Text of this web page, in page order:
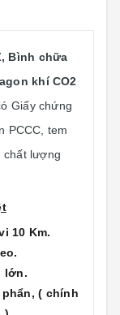
Bình chữa
khí CO2
Giấy chứng
PCCC, tem
chất lượng
10 Km.
lớn.
( chính